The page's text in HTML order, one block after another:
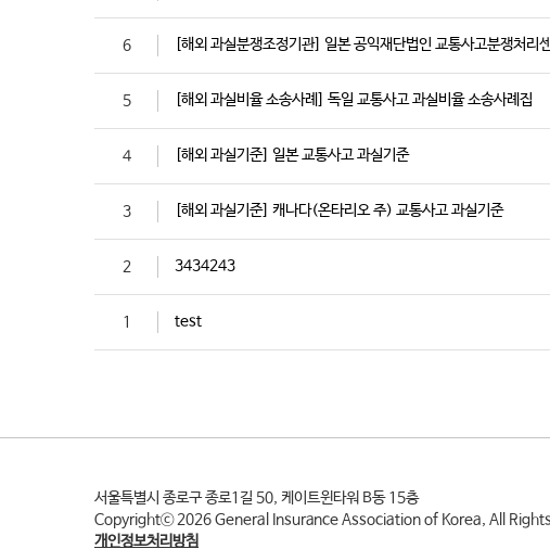
6 [해외 과실분쟁조정기관] 일본 공익재단법인 교통사고분쟁처리
5 [해외 과실비율 소송사례] 독일 교통사고 과실비율 소송사례집
4 [해외 과실기준] 일본 교통사고 과실기준
3 [해외 과실기준] 캐나다(온타리오 주) 교통사고 과실기준
2 3434243
1 test
서울특별시 종로구 종로1길 50, 케이트윈타워 B동 15층
Copyrightⓒ2026General Insurance Association of Korea, All
개인정보처리방침